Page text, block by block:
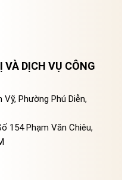
VÀ DỊCH VỤ CÔNG
Vỹ, Phường Phú Diễn,
154 Phạm Văn Chiêu,